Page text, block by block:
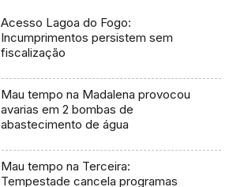
Acesso Lagoa do Fogo:
Incumprimentos persistem sem
fiscalização
Mau tempo na Madalena provocou
avarias em 2 bombas de
abastecimento de água
Mau tempo na Terceira:
Tempestade cancela programas